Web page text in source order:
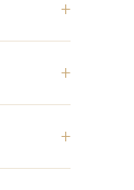
+
+
+